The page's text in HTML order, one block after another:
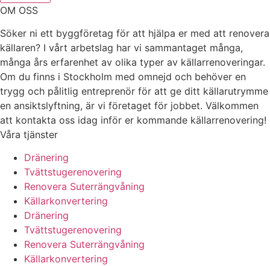
OM OSS
Söker ni ett byggföretag för att hjälpa er med att renovera
källaren? I vårt arbetslag har vi sammantaget många,
många års erfarenhet av olika typer av källarrenoveringar.
Om du finns i Stockholm med omnejd och behöver en
trygg och pålitlig entreprenör för att ge ditt källarutrymme
en ansiktslyftning, är vi företaget för jobbet. Välkommen
att kontakta oss idag inför er kommande källarrenovering!
Våra tjänster
Dränering
Tvättstugerenovering
Renovera Suterrängvåning
Källarkonvertering
Dränering
Tvättstugerenovering
Renovera Suterrängvåning
Källarkonvertering